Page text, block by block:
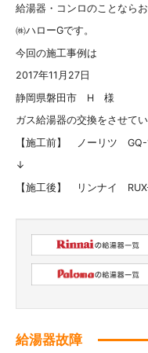
給湯器・コンロのことならお
㈱ハローGです。
今回の施工事例は
2017年11月27日
静岡県磐田市 H 様
ガス給湯器の交換をさせてい
【施工前】 ノーリツ GQ-
↓
【施工後】 リンナイ
給湯器故障